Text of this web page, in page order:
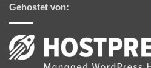
Gehostet von: